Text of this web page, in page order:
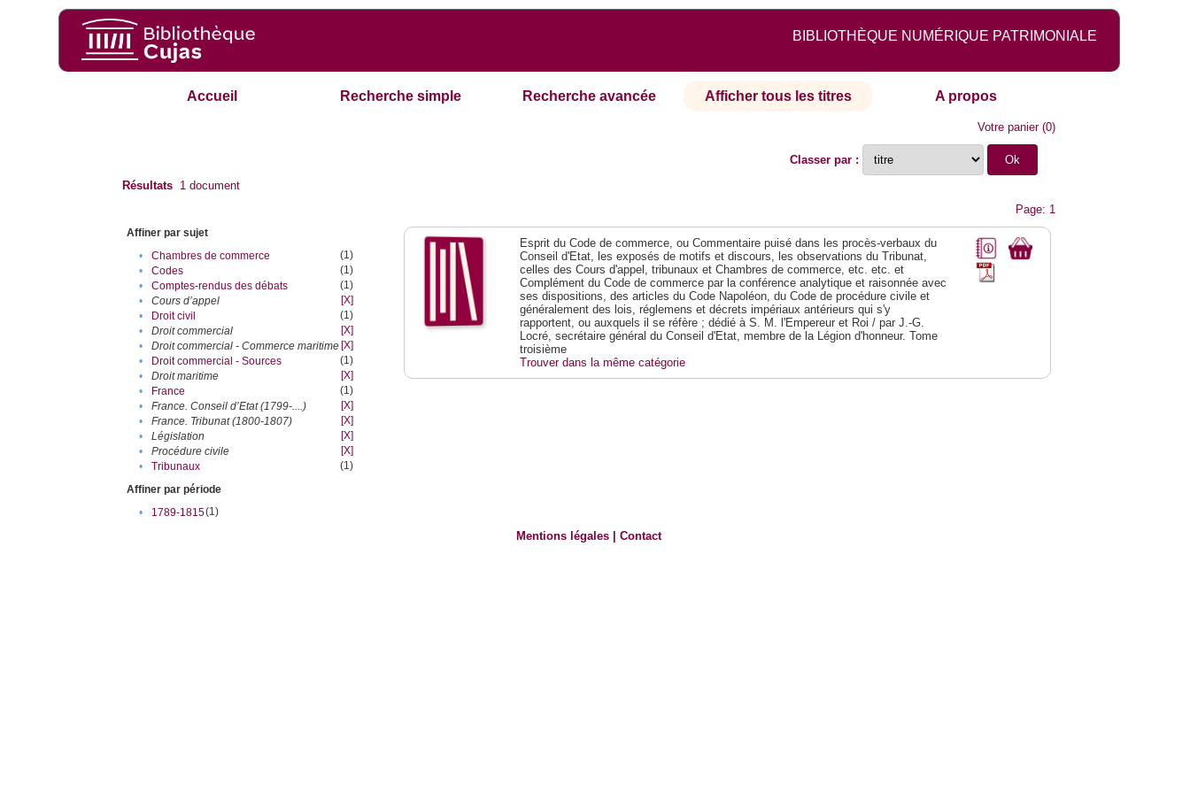
BIBLIOTHÈQUE NUMÉRIQUE PATRIMONIALE
Accueil Recherche simple Recherche avancée Afficher tous les titres A propos
Votre panier(0)
Classer par :
Résultats 1 document
Page: 1
Affiner par sujet
•
Chambres de commerce
(1)
•
Codes
(1)
•
Comptes-rendus des débats
(1)
•
Cours d’appel
[X]
•
Droit civil
(1)
•
Droit commercial
[X]
•
Droit commercial - Commerce maritime [X]
•
Droit commercial - Sources
(1)
•
Droit maritime
[X]
•
France
(1)
•
France. Conseil d’Etat (1799-....)
[X]
•
France. Tribunat (1800-1807)
[X]
•
Législation
[X]
•
Procédure civile
[X]
•
Tribunaux
(1)
Affiner par période
•
1789-1815(1)
Esprit du Code de commerce, ou Commentaire puisé dans les procès-verbaux du
Conseil d'Etat, les exposés de motifs et discours, les observations du Tribunat,
celles des Cours d'appel, tribunaux et Chambres de commerce, etc. etc. et
Complément du Code de commerce par la conférence analytique et raisonnée avec
ses dispositions, des articles du Code Napoléon, du Code de procédure civile et
généralement des lois, réglemens et décrets impériaux antérieurs qui s'y
rapportent, ou auxquels il se réfère ; dédié à S. M. l'Empereur et Roi / par J.-G.
Locré, secrétaire général du Conseil d'Etat, membre de la Légion d'honneur. Tome
troisième
Trouver dans la même catégorie
Mentions légales |Contact